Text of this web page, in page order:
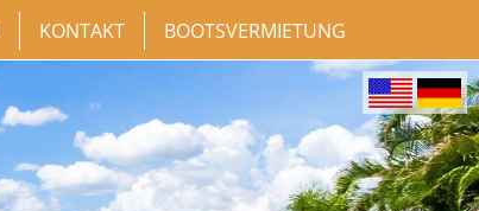
KONTAKT BOOTSVERMIETUNG